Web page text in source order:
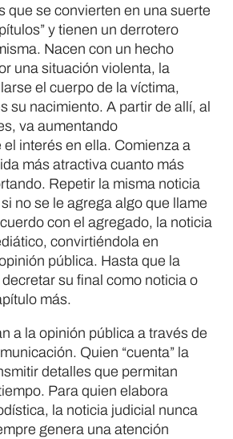
que se convierten en una suerte
y tienen un derrotero
Nacen con un hecho
una situación violenta, la
el cuerpo de la víctima,
su nacimiento. A partir de allí, al
va aumentando
interés en ella. Comienza a
más atractiva cuanto más
Repetir la misma noticia
no se le agrega algo que llame
con el agregado, la noticia
convirtiéndola en
pública. Hasta que la
su final como noticia o
más.
a la opinión pública a través de
Quien “cuenta” la
detalles que permitan
Para quien elabora
la noticia judicial nunca
genera una atención